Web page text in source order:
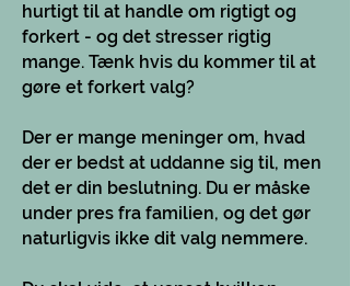
hurtigt til at handle om rigtigt og
forkert - og det stresser rigtig
mange. Tænk hvis du kommer til at
gøre et forkert valg?
Der er mange meninger om, hvad
der er bedst at uddanne sig til, men
det er din beslutning. Du er måske
under pres fra familien, og det gør
naturligvis ikke dit valg nemmere.